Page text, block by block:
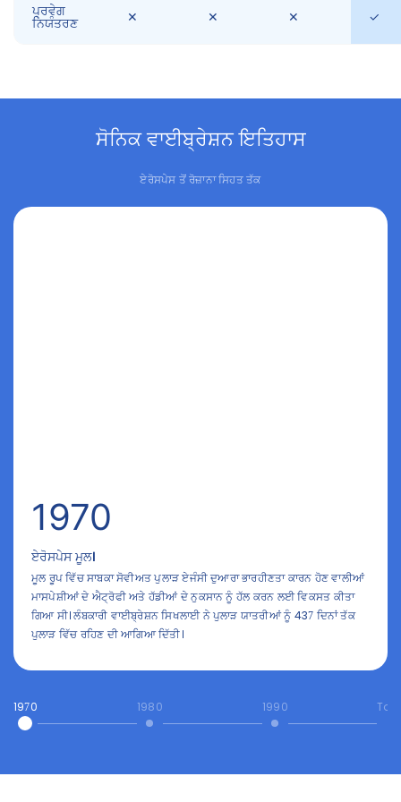
ਪ੍ਰਵੇਗ
ਨਿਯੰਤਰਣ
✕ ✕ ✕ ✓
ਸੋਨਿਕ ਵਾਈਬ੍ਰੇਸ਼ਨ ਇਤਿਹਾਸ
ਏਰੋਸਪੇਸ ਤੋਂ ਰੋਜ਼ਾਨਾ ਸਿਹਤ ਤੱਕ
1970
ਏਰੋਸਪੇਸ ਮੂਲ।
ਮੂਲ ਰੂਪ ਵਿੱਚ ਸਾਬਕਾ ਸੋਵੀਅਤ ਪੁਲਾੜ ਏਜੰਸੀ ਦੁਆਰਾ ਭਾਰਹੀਣਤਾ ਕਾਰਨ ਹੋਣ ਵਾਲੀਆਂ
ਮਾਸਪੇਸ਼ੀਆਂ ਦੇ ਐਟ੍ਰੋਫੀ ਅਤੇ ਹੱਡੀਆਂ ਦੇ ਨੁਕਸਾਨ ਨੂੰ ਹੱਲ ਕਰਨ ਲਈ ਵਿਕਸਤ ਕੀਤਾ
ਗਿਆ ਸੀ। ਲੰਬਕਾਰੀ ਵਾਈਬ੍ਰੇਸ਼ਨ ਸਿਖਲਾਈ ਨੇ ਪੁਲਾੜ ਯਾਤਰੀਆਂ ਨੂੰ 437 ਦਿਨਾਂ ਤੱਕ
ਪੁਲਾੜ ਵਿੱਚ ਰਹਿਣ ਦੀ ਆਗਿਆ ਦਿੱਤੀ।
1970 1980 1990